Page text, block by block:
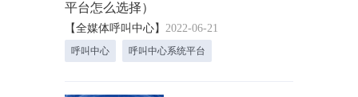
平台怎么选择）
【全媒体呼叫中心】2022-06-21
呼叫中心 呼叫中心系统平台